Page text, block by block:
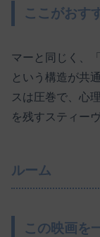
ここがおす
マーと同じく、
という構造が共
スは圧巻で、心
を残すスティー
ルーム
この映画を